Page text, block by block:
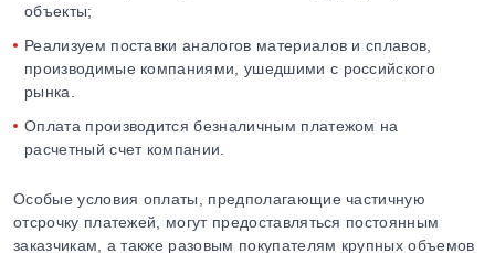
объекты;
Реализуем поставки аналогов материалов и сплавов,
производимые компаниями, ушедшими с российского
рынка.
Оплата производится безналичным платежом на
расчетный счет компании.
Особые условия оплаты, предполагающие частичную
отсрочку платежей, могут предоставляться постоянным
заказчикам, а также разовым покупателям крупных объемов